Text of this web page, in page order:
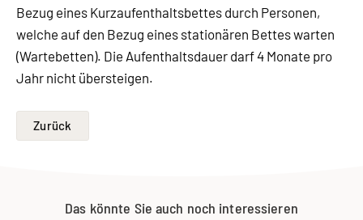
Bezug eines Kurzaufenthaltsbettes durch Personen,
welche auf den Bezug eines stationären Bettes warten
(Wartebetten). Die Aufenthaltsdauer darf 4 Monate pro
Jahr nicht übersteigen.
Zurück
Das könnte Sie auch noch interessieren